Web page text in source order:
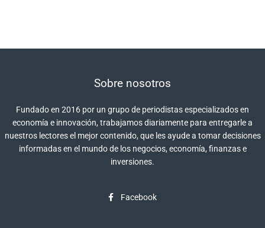
Sobre nosotros
Fundado en 2016 por un grupo de periodistas especializados en
economía e innovación, trabajamos diariamente para entregarle a
nuestros lectores el mejor contenido, que les ayude a tomar decisiones
informadas en el mundo de los negocios, economía, finanzas e
inversiones.
Facebook